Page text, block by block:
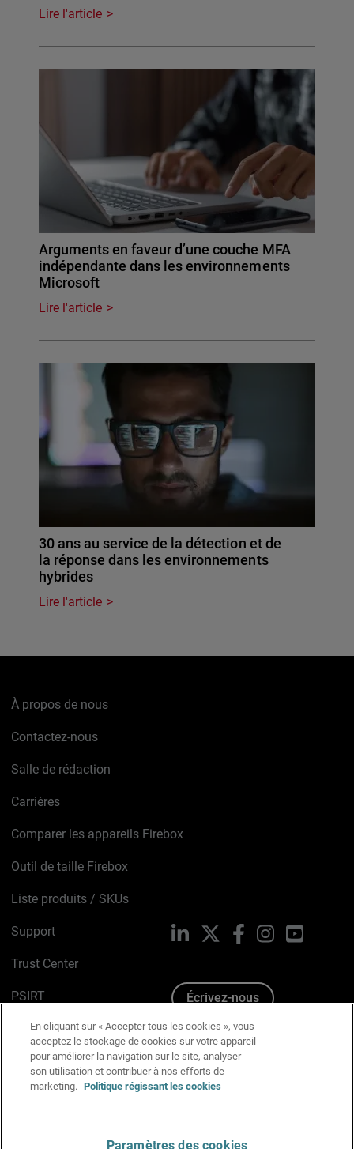
Lire l'article
Arguments en faveur d’une couche MFA
indépendante dans les environnements
Microsoft
Lire l'article
30 ans au service de la détection et de
la réponse dans les environnements
hybrides
Lire l'article
À propos de nous
Contactez-nous
Salle de rédaction
Carrières
Comparer les appareils Firebox
Outil de taille Firebox
Liste produits / SKUs
Support
Trust Center
PSIRT
Avis sur les cookies
Politique de confidentialité
Charte Graphique
LinkedIn FacebookInstagramYouTube
Écrivez-nous
En cliquant sur « Accepter tous les cookies », vous
acceptez le stockage de cookies sur votre appareil
pour améliorer la navigation sur le site, analyser
son utilisation et contribuer à nos efforts de
marketing. Politique régissant les cookies
Paramètres des cookies